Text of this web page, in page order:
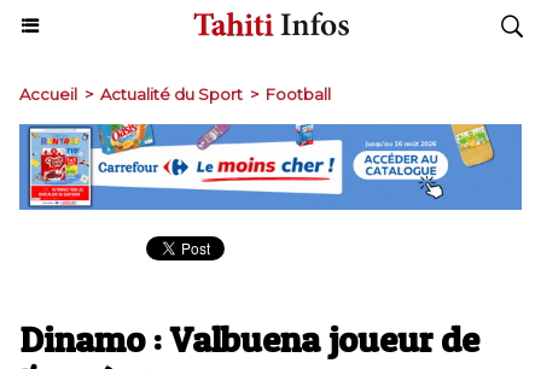
Accueil > Actualité du Sport > Football
Dinamo : Valbuena joueur de